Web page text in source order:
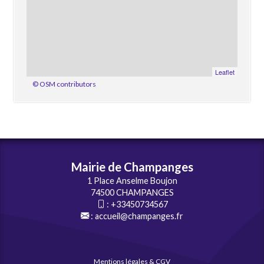
Leaflet
© OSM contributors
Mairie de Champanges
1 Place Anselme Boujon
74500 CHAMPANGES
: +33450734567
: accueil@champanges.fr
Mentions légales & CGV